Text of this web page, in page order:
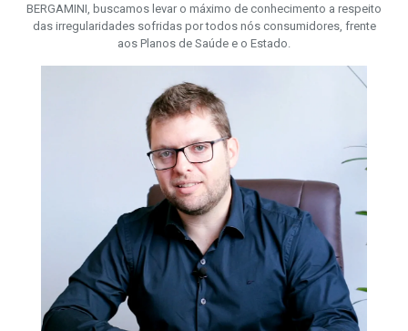
BERGAMINI, buscamos levar o máximo de conhecimento a respeito
das irregularidades sofridas por todos nós consumidores, frente
aos Planos de Saúde e o Estado.